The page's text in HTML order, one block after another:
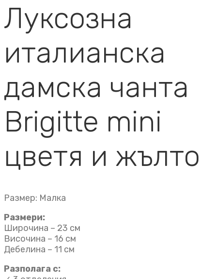
Луксозна
италианска
дамска чанта
Brigitte mini
цветя и жълто
Размер: Малка
Размери:
Широчина – 23 см
Височина – 16 см
Дебелина – 11 см
Разполага с: